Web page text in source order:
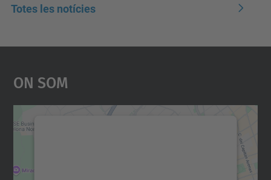
Totes les notícies
On Som